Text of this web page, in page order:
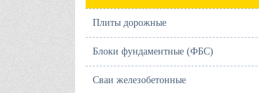
Плиты дорожные
Блоки фундаментные (ФБС)
Сваи железобетонные